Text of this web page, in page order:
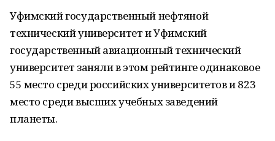
Уфимский государственный нефтяной
технический университет и Уфимский
государственный авиационный технический
университет заняли в этом рейтинге одинаковое
55 место среди российских университетов и 823
место среди высших учебных заведений
планеты.